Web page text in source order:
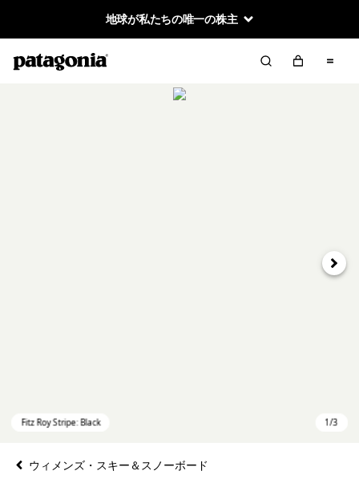
地球が私たちの唯一の株主
次へ
ウィメンズ・スキー＆スノーボード